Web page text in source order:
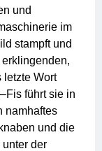
und
im
stampft und
letzte Wort
führt sie in
namhaftes
und die
der